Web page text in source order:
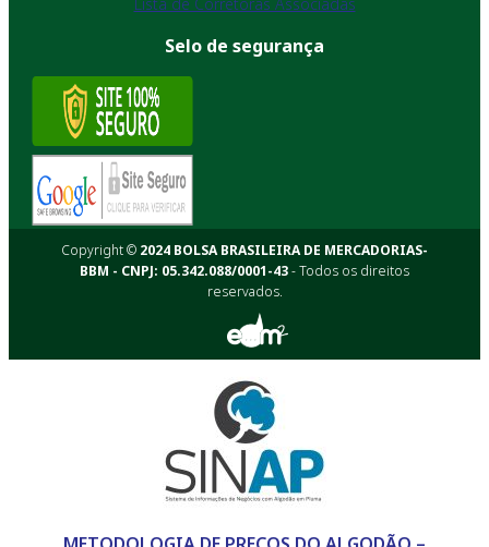
Selo de segurança
Copyright © 2024 BOLSA BRASILEIRA DE MERCADORIAS-
BBM - CNPJ: 05.342.088/0001-43- Todos os direitos
reservados.